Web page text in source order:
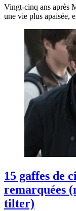
Vingt-cinq ans après
une vie plus apaisée,
15 gaffes de
remarquées
tilter)